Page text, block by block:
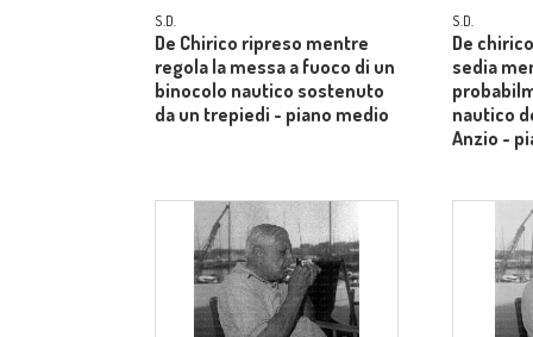
S.D.
De Chirico ripreso mentre
regola la messa a fuoco di un
binocolo nautico sostenuto
da un trepiedi - piano medio
S.D.
De
sedia
nautico
Anzio -